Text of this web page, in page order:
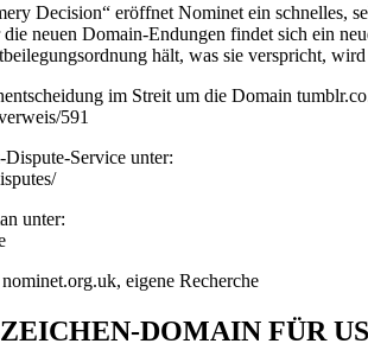
Decision“ eröffnet Nominet ein schnelles,
neuen Domain-Endungen findet sich ein
hält, was sie verspricht,
im Streit um die Domain
591
Service unter:
unter:
eigene Recherche
DOMAIN FÜR